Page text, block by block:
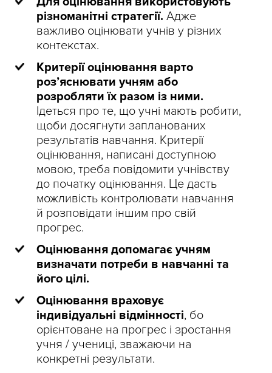
різноманітні стратегії. Адже
важливо оцінювати учнів у різних
контекстах.
Критерії оцінювання варто
роз’яснювати учням або
розробляти їх разом із ними.
Ідеться про те, що учні мають робити,
щоби досягнути запланованих
результатів навчання. Критерії
оцінювання, написані доступною
мовою, треба повідомити учнівству
до початку оцінювання. Це дасть
можливість контролювати навчання
й розповідати іншим про свій
прогрес.
Оцінювання допомагає учням
визначати потреби в навчанні та
його цілі.
Оцінювання враховує
індивідуальні відмінності, бо
орієнтоване на прогрес і зростання
учня / учениці, зважаючи на
конкретні результати.